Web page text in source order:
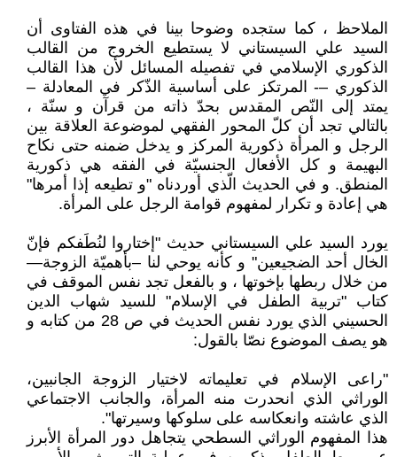
الملاحظ ، كما ستجده وضوحا بينا في هذه الفتاوى أن
السيد علي السيستاني لا يستطيع الخروج من القالب
الذكوري الإسلامي في تفصيله المسائل لأن هذا القالب
الذكوري –- المرتكز على أساسية الذّكر في المعادلة –
يمتد إلى النّص المقدس بحدّ ذاته من قرآن و سنّة ،
بالتالي تجد أن كلّ المحور الفقهي لموضوعة العلاقة بين
الرجل و المرأة ذكورية المركز و يدخل ضمنه حتى نكاح
البهيمة و كل الأفعال الجنسيّة في الفقه هي ذكورية
المنطق. و في الحديث الّذي أوردناه "و تطيعه إذا أمرها"
هي إعادة و تكرار لمفهوم قوامة الرجل على المرأة.
يورد السيد علي السيستاني حديث "إختاروا لنُطَفكم فإنّ
الخال أحد الضجيعين" و كأنه يوحي لنا –بأهميّة الزوجة—
من خلال ربطها بإخوتها ، و بالفعل تجد نفس الموقف في
كتاب "تربية الطفل في الإسلام" للسيد شهاب الدين
الحسيني الذي يورد نفس الحديث في ص 28 من كتابه و
هو يصف الموضوع نصّا بالقول:
"راعى الإسلام في تعليماته لاختيار الزوجة الجانبين،
الوراثي الذي انحدرت منه المرأة، والجانب الاجتماعي
الذي عاشته وانعكاسه على سلوكها وسيرتها".
هذا المفهوم الوراثي السطحي يتجاهل دور المرأة الأبرز